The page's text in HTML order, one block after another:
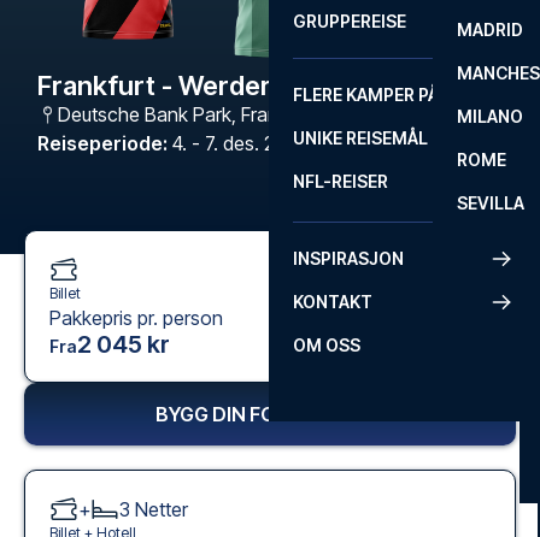
MADRID
MILANO
ROME
SEVILLA
GRUPPEREISE
FLERE KAMPER PÅ ÉN REISE
UNIKE REISEMÅL
NFL-REISER
INSPIRASJON
KONTAKT
OM OSS
Frankfurt - Werder Bremen
Deutsche Bank Park, Frankfurt
Reiseperiode: 4. - 7. des. 2026
Billet
Pakkepris pr. person
Fra2 045 kr
BYGG DIN FOTBALLREISE
+ 3 Netter
Billet + Hotell